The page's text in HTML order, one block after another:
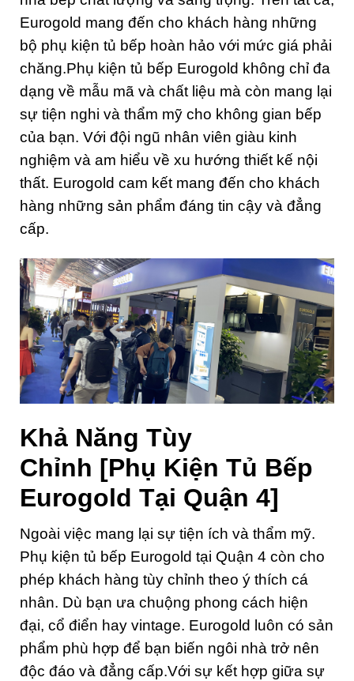
Eurogold mang đến cho khách hàng những
bộ phụ kiện tủ bếp hoàn hảo với mức giá phải
chăng.Phụ kiện tủ bếp Eurogold không chỉ đa
dạng về mẫu mã và chất liệu mà còn mang lại
sự tiện nghi và thẩm mỹ cho không gian bếp
của bạn. Với đội ngũ nhân viên giàu kinh
nghiệm và am hiểu về xu hướng thiết kế nội
thất. Eurogold cam kết mang đến cho khách
hàng những sản phẩm đáng tin cậy và đẳng
cấp.
Khả Năng Tùy
Chỉnh [Phụ Kiện Tủ Bếp
Eurogold Tại Quận 4]
Ngoài việc mang lại sự tiện ích và thẩm mỹ.
Phụ kiện tủ bếp Eurogold tại Quận 4 còn cho
phép khách hàng tùy chỉnh theo ý thích cá
nhân. Dù bạn ưa chuộng phong cách hiện
đại, cổ điển hay vintage. Eurogold luôn có sản
phẩm phù hợp để bạn biến ngôi nhà trở nên
độc đáo và đẳng cấp.Với sự kết hợp giữa sự